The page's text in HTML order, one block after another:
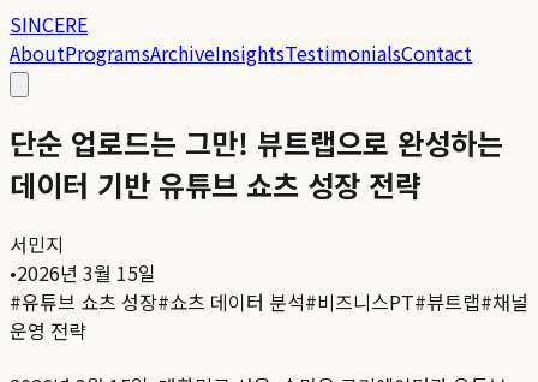
SINCERE
AboutProgramsArchiveInsightsTestimonialsContact
단순 업로드는 그만! 뷰트랩으로 완성하는
데이터 기반 유튜브 쇼츠 성장 전략
서민지
•2026년 3월 15일
#유튜브 쇼츠 성장#쇼츠 데이터 분석#비즈니스PT#뷰트랩#채널
운영 전략